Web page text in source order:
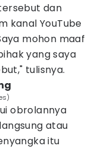
dan
kanal YouTube
mohon maaf
yang saya
tulisnya.
obrolannya
atau
itu